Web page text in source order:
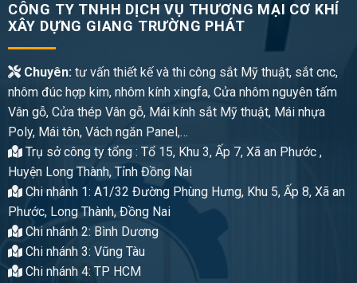
CÔNG TY TNHH DỊCH VỤ THƯƠNG MẠI CƠ KHÍ
XÂY DỰNG GIANG TRƯỜNG PHÁT
Chuyên:tư vấn thiết kế và thi công sắt Mỹ thuật, sắt cnc,
nhôm đúc hợp kim, nhôm kính xingfa, Cửa nhôm nguyên tấm
Vân gỗ, Cửa thép Vân gỗ, Mái kính sắt Mỹ thuật, Mái nhựa
Poly, Mái tôn, Vách ngăn Panel,…
Trụ sở công ty tổng : Tổ 15, Khu 3, Ấp 7, Xã an Phước ,
Huyện Long Thành, Tỉnh Đồng Nai
Chi nhánh 1: A1/32 Đường Phùng Hưng, Khu 5, Ấp 8, Xã an
Phước, Long Thành, Đồng Nai
Chi nhánh 2: Bình Dương
Chi nhánh 3: Vũng Tàu
Chi nhánh 4: TP HCM